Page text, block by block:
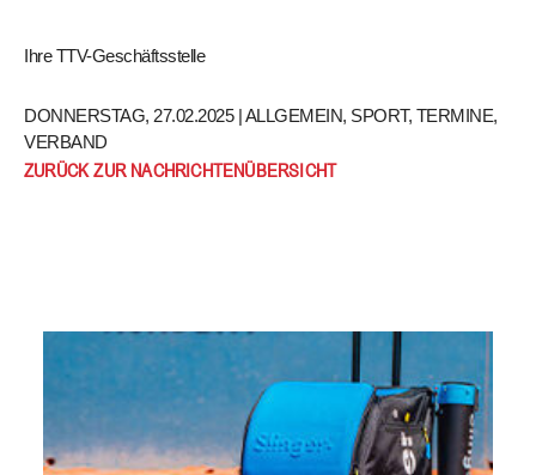
Ihre TTV-Geschäftsstelle
DONNERSTAG, 27.02.2025 |ALLGEMEIN, SPORT, TERMINE,
VERBAND
ZURÜCK ZUR NACHRICHTENÜBERSICHT